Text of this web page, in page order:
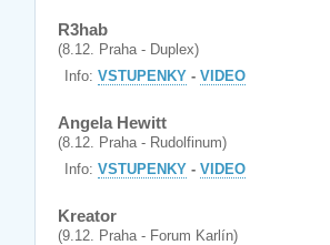
R3hab
(8.12. Praha - Duplex)
Info: VSTUPENKY - VIDEO
Angela Hewitt
(8.12. Praha - Rudolfinum)
Info: VSTUPENKY - VIDEO
Kreator
(9.12. Praha - Forum Karlín)